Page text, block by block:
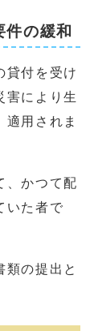
件の緩和
貸付を受け
害により生
用されま
、かつて配
いた者で
の提出と